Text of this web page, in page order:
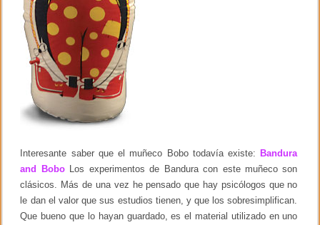
u
o
d
e
l
a
e
o
n
l
i
Interesante saber que el muñeco Bobo todavía existe: Bandura
and Bobo
Los experimentos de Bandura con este muñeco son
clásicos. Más de una vez he pensado que hay psicólogos que no
le dan el valor que sus estudios tienen, y que los sobresimplifican.
Que bueno que lo hayan guardado, es el material utilizado en uno